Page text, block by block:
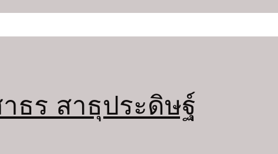
ธร สาธุประดิษฐ์